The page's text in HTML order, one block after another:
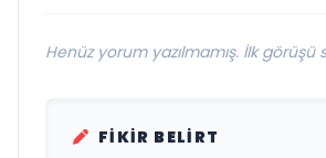
Henüz yorum yazılmamış. İlk görüşü
FIKIR BELIRT